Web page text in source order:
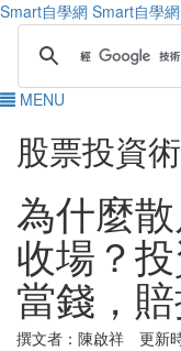
Smart自學網 Smart自學
MENU
股票投資術
為什麼
收場？
當錢，
撰文者：陳啟祥 更新